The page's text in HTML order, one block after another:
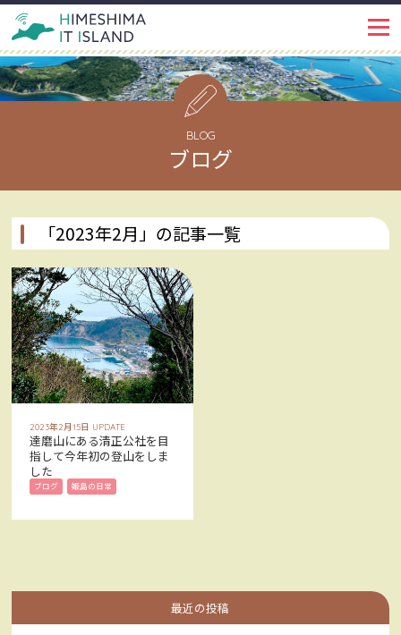
PROJECT IT ISLANDとは
イベント・トピックス
姫島ではたらく
インタビュー
LIFE 姫島で暮らす
ABOUT 姫島を知る
BLOG 姫島ブログ
Facebookでみる
アクセス
BLOG
ブログ
「2023年2月」の記事一覧
2023年2月15日 UPDATE
達磨山にある清正公社を目
指して今年初の登山をしま
した
ブログ 姫島の日常
最近の投稿